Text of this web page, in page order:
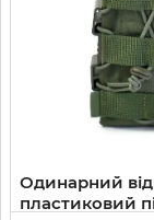
Одинарний
пластиковий